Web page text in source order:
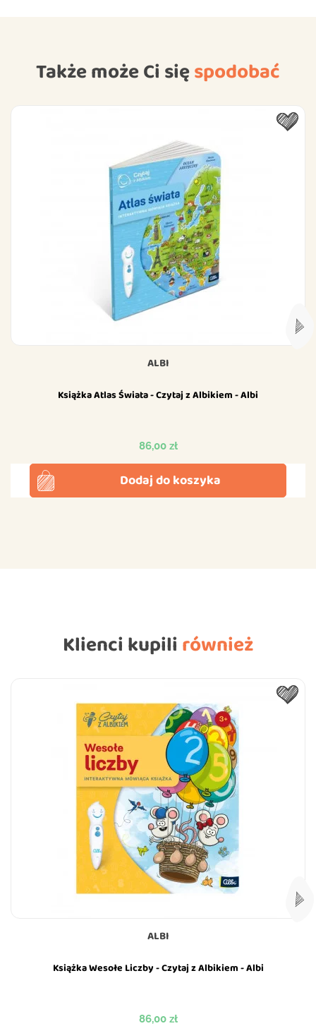
Także może Ci sięspodobać
ALBI
Książka Atlas Świata - Czytaj z Albikiem - Albi
Cena
86,00 zł
Dodaj do koszyka
Klienci kupili również
ALBI
Książka Wesołe Liczby - Czytaj z Albikiem - Albi
Cena
86,00 zł